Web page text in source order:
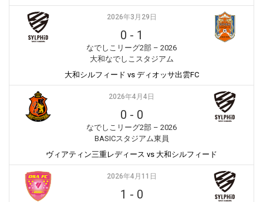
2026年3月29日
0 - 1
なでしこリーグ2部 – 2026
大和なでしこスタジアム
大和シルフィード vs ディオッサ出雲FC
2026年4月4日
0 - 0
なでしこリーグ2部 – 2026
BASICスタジアム東員
ヴィアティン三重レディース vs 大和シルフィード
2026年4月11日
1 - 0